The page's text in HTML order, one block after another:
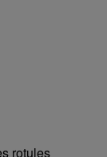
rotules